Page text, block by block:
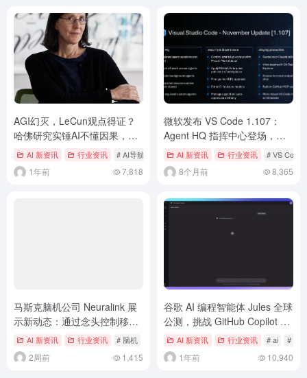
AGI幻灭，LeCun观点得证？
哈佛研究实锤AI不懂因果，世
界模型神话破灭
AI 新资讯 行业资讯 # AI导航 # AI导航网 # ai工具
1年前 7,818
微软发布 VS Code 1.107：
Agent HQ 指挥中心登场，组
团 AI 智能体为你写代码
AI 新资讯 行业资讯 # VS Code
8个月前 8,365
马斯克脑机公司 Neuralink 展
示新动态：通过念头控制移动
电动轮椅
AI 新资讯 行业资讯 # 脑机 # 马斯克
2周前 1,415
谷歌 AI 编程智能体 Jules 全球
公测，挑战 GitHub Copilot 和
OpenAI 的 Codex
AI 新资讯 行业资讯 # ai # 谷
1年前 10,940